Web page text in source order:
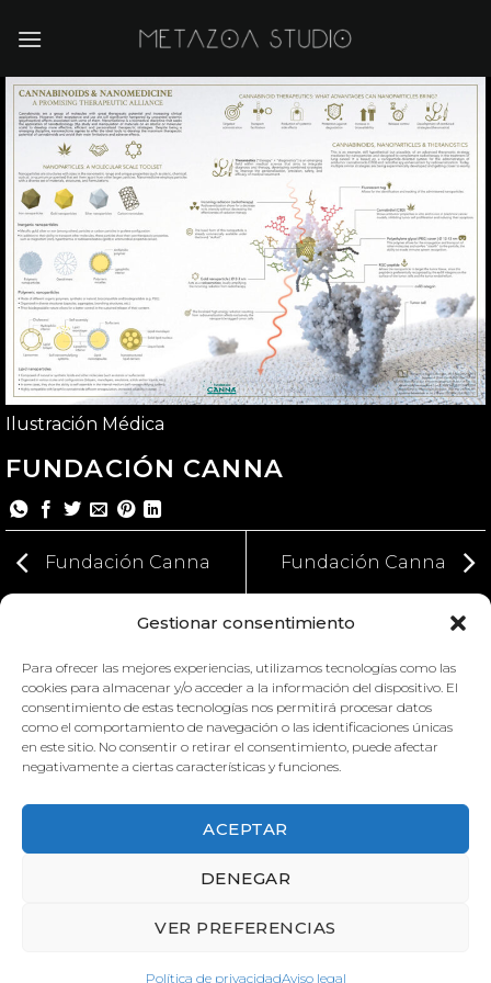
Gestionar consentimiento
Para ofrecer las mejores experiencias, utilizamos tecnologías como las
cookies para almacenar y/o acceder a la información del dispositivo. El
consentimiento de estas tecnologías nos permitirá procesar datos
como el comportamiento de navegación o las identificaciones únicas
en este sitio. No consentir o retirar el consentimiento, puede afectar
negativamente a ciertas características y funciones.
ACEPTAR
DENEGAR
VER PREFERENCIAS
Política de privacidadAviso legal
Ilustración Médica
FUNDACIÓN CANNA
Fundación Canna Fundación Canna
FUNDACIÓN CANNA FUNDACIÓN CANNA